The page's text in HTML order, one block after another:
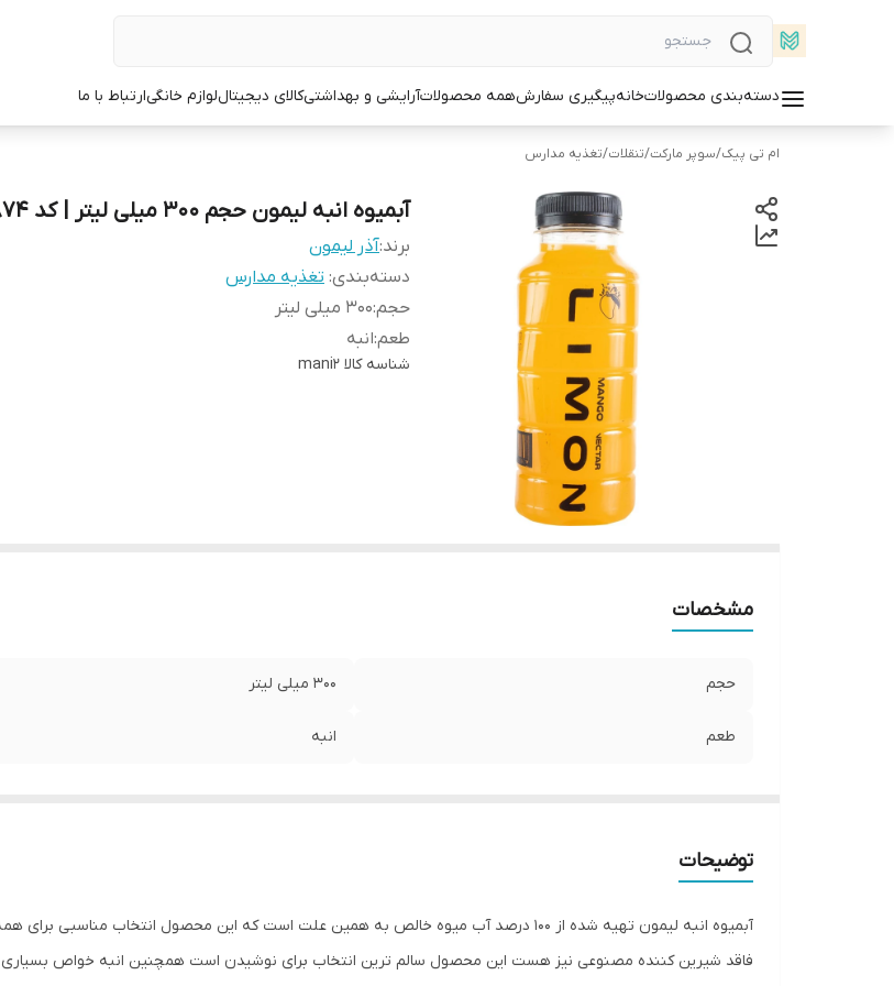
دسته‌بندی محصولاتخانهپیگیری سفارشهمه محصولاتآرایشی و بهداشتیکالای دیجیتاللوازم خانگیارتباط با ما
ام تی پیک/سوپر مارکت/تنقلات/تغذیه مدارس
آبمیوه انبه لیمون حجم 300 میلی لیتر | کد 874
برند:آذر لیمون
دسته‌بندی: تغذیه مدارس
حجم:300 میلی لیتر
طعم:انبه
شناسه کالا mani2
مشخصات
حجم 300 میلی لیتر
طعم انبه
توضیحات
آبمیوه انبه لیمون تهیه شده از 100 درصد آب میوه خالص به همین علت است که این محصول
فاقد شیرین کننده مصنوعی نیز هست این محصول سالم ترین انتخاب برای نوشیدن است همچنین انبه خواص بسیاری